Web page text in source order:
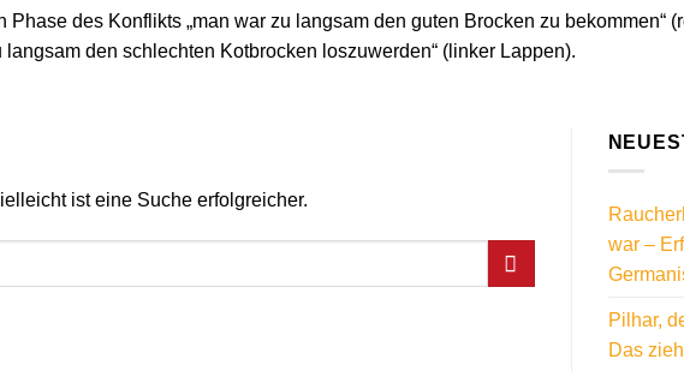
des Konflikts „man war zu langsam den guten Brocken zu bekommen“
langsam den schlechten Kotbrocken loszuwerden“ (linker Lappen).
ist eine Suche erfolgreicher.
war –
Pilhar,
Das